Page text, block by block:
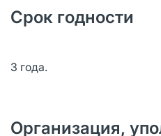
Срок годности
3 года.
Организация,